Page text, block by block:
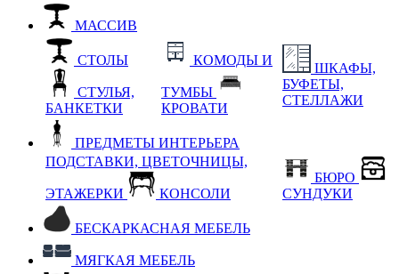
МАССИВ
СТОЛЫ
СТУЛЬЯ,
БАНКЕТКИ
КОМОДЫ И
ТУМБЫ
КРОВАТИ
ШКАФЫ,
БУФЕТЫ,
СТЕЛЛАЖИ
ПРЕДМЕТЫ ИНТЕРЬЕРА
ПОДСТАВКИ, ЦВЕТОЧНИЦЫ,
ЭТАЖЕРКИ КОНСОЛИ
БЮРО
СУНДУКИ
БЕСКАРКАСНАЯ МЕБЕЛЬ
МЯГКАЯ МЕБЕЛЬ